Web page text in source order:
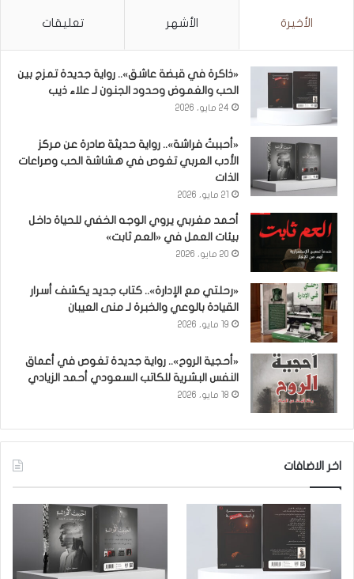
الأخيرة الأشهر تعليقات
«ذاكرة في قبضة عاشق».. رواية جديدة تمزج بين
الحب والغموض وحدود الجنون لـ علاء ذيب
24 مايو، 2026
«أحببتُ فراشة».. رواية حديثة صادرة عن مركز
الأدب العربي تغوص في هشاشة الحب وصراعات
الذات
21 مايو، 2026
أحمد مغربي يروي الوجه الخفي للحياة داخل
بيئات العمل في «العم ثابت»
20 مايو، 2026
«رحلتي مع الإدارة».. كتاب جديد يكشف أسرار
القيادة بالوعي والخبرة لـ منى العيبان
19 مايو، 2026
«أحجية الروح».. رواية جديدة تغوص في أعماق
النفس البشرية للكاتب السعودي أحمد الزيادي
18 مايو، 2026
اخر الاضافات